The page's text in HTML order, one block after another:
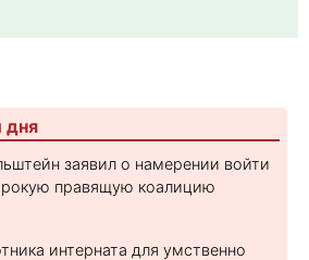
дня
заявил о намерении войти
правящую коалицию
интерната для умственно